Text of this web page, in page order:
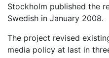
Stockholm published the
Swedish in January 2008.
The project revised
media policy at last in